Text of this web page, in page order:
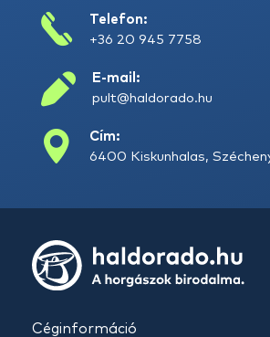
Telefon:
+36 20 945 7758
E-mail:
pult@haldorado.hu
Cím:
6400 Kiskunhalas,
Céginformáció